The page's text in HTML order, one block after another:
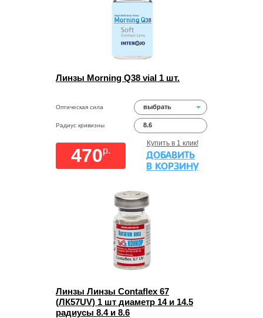
Линзы Morning Q38 vial 1 шт.
Оптическая сила выбрать
Радиус кривизны 8.6
470p.
Купить в 1 клик!
ДОБАВИТЬ
В КОРЗИНУ
Линзы Линзы Contaflex 67
(ЛК57UV) 1 шт диаметр 14 и 14.5
радиусы 8.4 и 8.6